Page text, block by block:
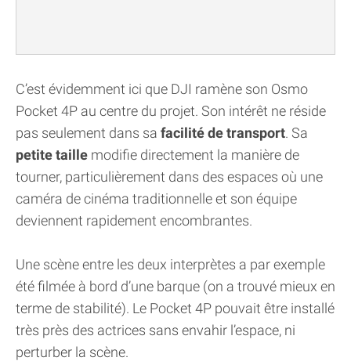
C’est évidemment ici que DJI ramène son Osmo
Pocket 4P au centre du projet. Son intérêt ne réside
pas seulement dans sa facilité de transport. Sa
petite taille modifie directement la manière de
tourner, particulièrement dans des espaces où une
caméra de cinéma traditionnelle et son équipe
deviennent rapidement encombrantes.
Une scène entre les deux interprètes a par exemple
été filmée à bord d’une barque (on a trouvé mieux en
terme de stabilité). Le Pocket 4P pouvait être installé
très près des actrices sans envahir l’espace, ni
perturber la scène.